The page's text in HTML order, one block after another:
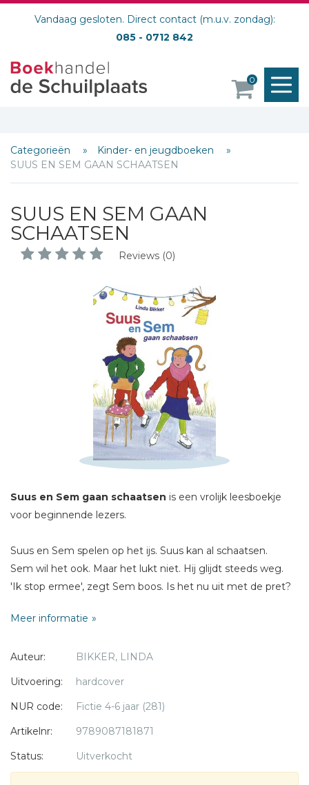
Vandaag gesloten. Direct contact (m.u.v. zondag):
085 - 0712 842
0
Categorieën
Kinder- en jeugdboeken
SUUS EN SEM GAAN SCHAATSEN
SUUS EN SEM GAAN
SCHAATSEN
Reviews (0)
Suus en Sem gaan schaatsen is een vrolijk leesboekje
voor beginnende lezers.
Suus en Sem spelen op het ijs. Suus kan al schaatsen.
Sem wil het ook. Maar het lukt niet. Hij glijdt steeds weg.
'Ik stop ermee', zegt Sem boos. Is het nu uit met de pret?
Meer informatie
Auteur:
BIKKER, LINDA
Uitvoering:
hardcover
NUR code:
Fictie 4-6 jaar (281)
Artikelnr:
9789087181871
Status:
Uitverkocht
Schrijf hieronder je review!
Bericht *
* = verplicht